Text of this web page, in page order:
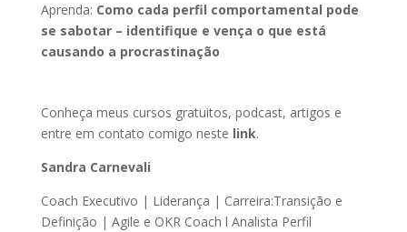
Aprenda: Como cada perfil comportamental pode
se sabotar – identifique e vença o que está
causando a procrastinação
Conheça meus cursos gratuitos, podcast, artigos e
entre em contato comigo neste link.
Sandra Carnevali
Coach Executivo | Liderança | Carreira:Transição e
Definição | Agile e OKR Coach l Analista Perfil